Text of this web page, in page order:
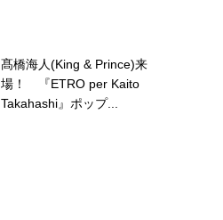
髙橋海人(King & Prince)来
場！ 『ETRO per Kaito
Takahashi』ポップ...